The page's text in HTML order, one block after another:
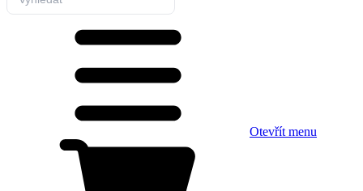
Otevřít menu